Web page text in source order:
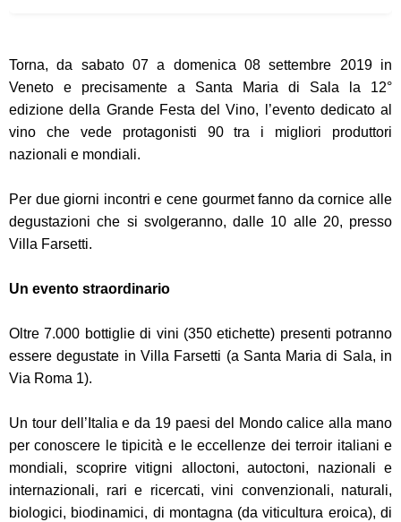
Torna, da sabato 07 a domenica 08 settembre 2019 in
Veneto e precisamente a Santa Maria di Sala la 12°
edizione della Grande Festa del Vino, l’evento dedicato al
vino che vede protagonisti 90 tra i migliori produttori
nazionali e mondiali.
Per due giorni incontri e cene gourmet fanno da cornice alle
degustazioni che si svolgeranno, dalle 10 alle 20, presso
Villa Farsetti.
Un evento straordinario
Oltre 7.000 bottiglie di vini (350 etichette) presenti potranno
essere degustate in Villa Farsetti (a Santa Maria di Sala, in
Via Roma 1).
Un tour dell’Italia e da 19 paesi del Mondo calice alla mano
per conoscere le tipicità e le eccellenze dei terroir italiani e
mondiali, scoprire vitigni alloctoni, autoctoni, nazionali e
internazionali, rari e ricercati, vini convenzionali, naturali,
biologici, biodinamici, di montagna (da viticultura eroica), di